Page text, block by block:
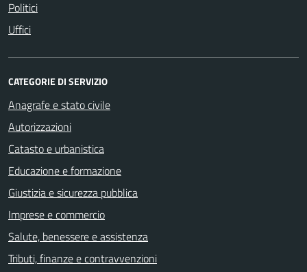
Politici
Uffici
CATEGORIE DI SERVIZIO
Anagrafe e stato civile
Autorizzazioni
Catasto e urbanistica
Educazione e formazione
Giustizia e sicurezza pubblica
Imprese e commercio
Salute, benessere e assistenza
Tributi, finanze e contravvenzioni